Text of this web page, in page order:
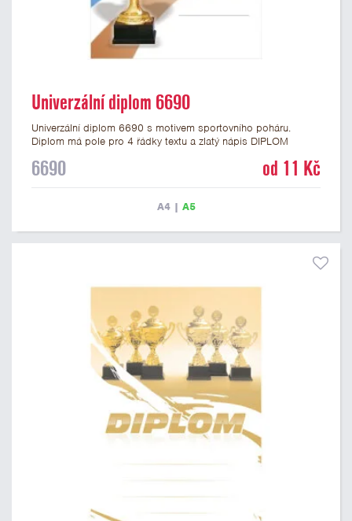
Univerzální diplom 6690
Univerzální diplom 6690 s motivem sportovního poháru.
Diplom má pole pro 4 řádky textu a zlatý nápis DIPLOM
formátu A4 a A5. Tento diplom je vhodný pro většinu událostí,
6690 od 11 Kč
A4| A5